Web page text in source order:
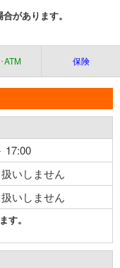
があります。
ATM 保険
17:00
いしません
いしません
す。